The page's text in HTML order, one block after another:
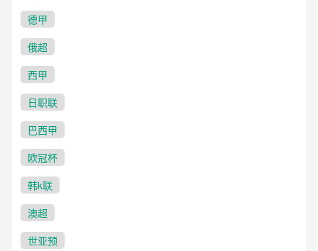
德甲
俄超
西甲
日职联
巴西甲
欧冠杯
韩k联
澳超
世亚预